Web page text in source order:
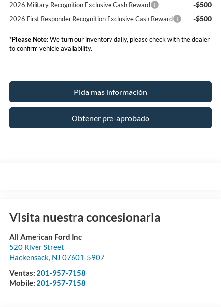
2026 Military Recognition Exclusive Cash Reward -$500
2026 First Responder Recognition Exclusive Cash Reward -$500
*Please Note:We turn our inventory daily, please check with the dealer
to confirm vehicle availability.
Pida mas información
Obtener pre-aprobado
Visita nuestra concesionaria
All American Ford Inc
520 River Street
Hackensack, NJ 07601-5907
Ventas: 201-957-7158
Mobile: 201-957-7158